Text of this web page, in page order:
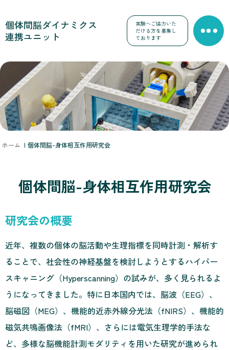
個体間脳ダイナミクス
連携ユニット
実験へご協力いた
だける方を募集し
ております
ホーム | 個体間脳-身体相互作用研究会
個体間脳-身体相互作用研究会
研究会の概要
近年、複数の個体の脳活動や生理指標を同時計測・解析す
ることで、社会性の神経基盤を検討しようとするハイパー
スキャニング（Hyperscanning）の試みが、多く見られるよ
うになってきました。特に日本国内では、脳波（EEG）、
脳磁図（MEG）、機能的近赤外線分光法（fNIRS）、機能的
磁気共鳴画像法（fMRI）、さらには電気生理学的手法な
ど、多様な脳機能計測モダリティを用いた研究が進められ